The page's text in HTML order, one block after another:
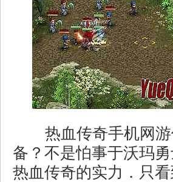
热血传奇手机网
备？不是怕事于沃玛
热血传奇的实力．只